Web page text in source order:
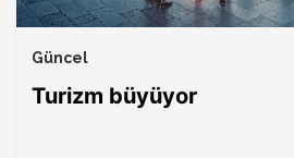
Güncel
Turizm büyüyor